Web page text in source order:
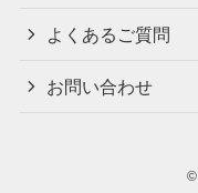
よくあるご質問
お問い合わせ
©